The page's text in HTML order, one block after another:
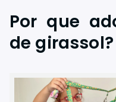
Por que
de girassol?